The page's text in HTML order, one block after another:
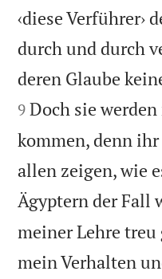
‹diese Verführer›
durch und durch
deren Glaube
9 Doch sie
kommen, denn
allen zeigen, wie
Ägyptern der Fall
meiner Lehre
mein Verhalten